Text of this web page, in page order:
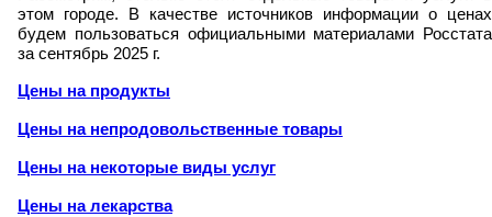
этом городе. В качестве источников информации о ценах
будем пользоваться официальными материалами Росстата
за сентябрь 2025 г.
Цены на продукты
Цены на непродовольственные товары
Цены на некоторые виды услуг
Цены на лекарства